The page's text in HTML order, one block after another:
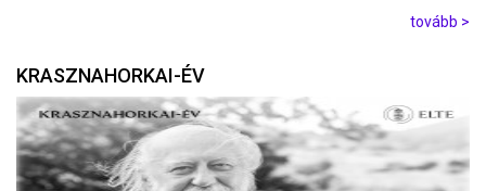
tovább >
KRASZNAHORKAI-ÉV